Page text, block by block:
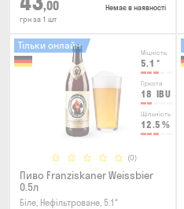
,00
грн за 1 шт
Немає в наявності
Міцність
5.1 °
Гіркота
18 IBU
Щільність
12.5 %
(0)
Тільки онлайн
Пиво Franziskaner Weissbier
0.5л
Біле, Нефільтроване, 5.1°